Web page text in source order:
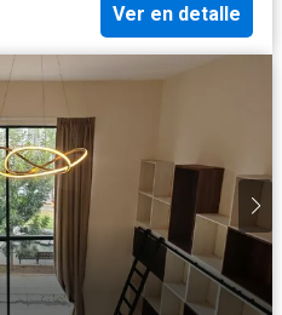
Ver en detalle